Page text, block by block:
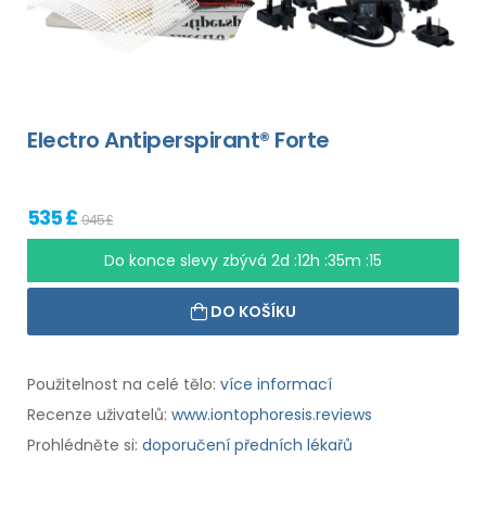
Electro Antiperspirant® Forte
535 £945 £
Do konce slevy zbývá 2d :12h :35m :15
DO KOŠÍKU
Použitelnost na celé tělo: více informací
Recenze uživatelů: www.iontophoresis.reviews
Prohlédněte si: doporučení předních lékařů